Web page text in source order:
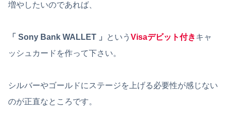
増やしたいのであれば、
「 Sony Bank WALLET 」 という Visaデビット付きキャ
ッシュカードを作って下さい。
シルバーやゴールドにステージを上げる必要性が感じない
のが正直なところです。